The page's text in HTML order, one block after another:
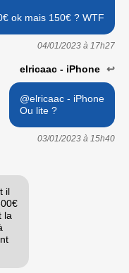
ok mais 150€ ? WTF
04/01/2023 à 17h27
elricaac - iPhone ↩
@elricaac - iPhone
Ou lite ?
03/01/2023 à 15h40
il
la